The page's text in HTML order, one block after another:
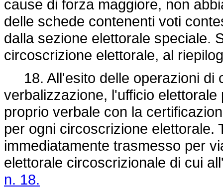
cause di forza maggiore, non
delle schede contenenti voti
dalla sezione elettorale speciale.
circoscrizione elettorale, al
18. All'esito delle operazioni di
verbalizzazione, l'ufficio
proprio verbale con la
per ogni circoscrizione elettorale.
immediatamente trasmesso per
elettorale circoscrizionale di cui
n. 18.